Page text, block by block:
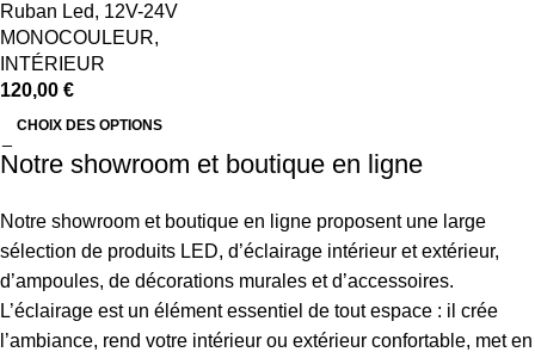
Ruban Led, 12V-24V
MONOCOULEUR,
INTÉRIEUR
120,00 €
CHOIX DES OPTIONS
Notre showroom et boutique en ligne
Notre showroom et boutique en ligne proposent une large
sélection de produits LED, d’éclairage intérieur et extérieur,
d’ampoules, de décorations murales et d’accessoires.
L’éclairage est un élément essentiel de tout espace : il crée
l’ambiance, rend votre intérieur ou extérieur confortable, met en